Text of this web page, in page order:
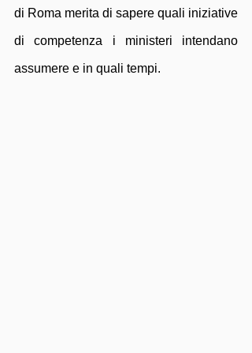
di Roma merita di sapere quali iniziative
di competenza i ministeri intendano
assumere e in quali tempi.